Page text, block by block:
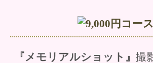
『メモリアルショット』撮